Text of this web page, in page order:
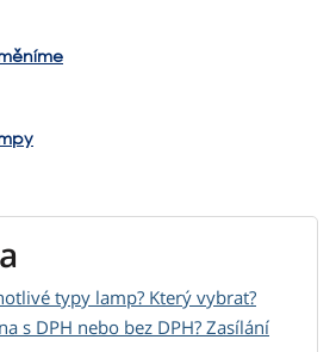
typy lamp? Který vybrat?
s DPH nebo bez DPH? Zasílání